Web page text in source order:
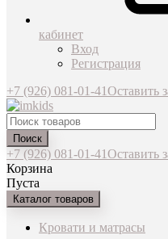
кабинет
Вход
Регистрация
+7 (926) 081-01-41Оставить
Поиск
+7 (926) 081-01-41Оставить
Корзина
Пуста
Каталог товаров
Кровати и матрасы